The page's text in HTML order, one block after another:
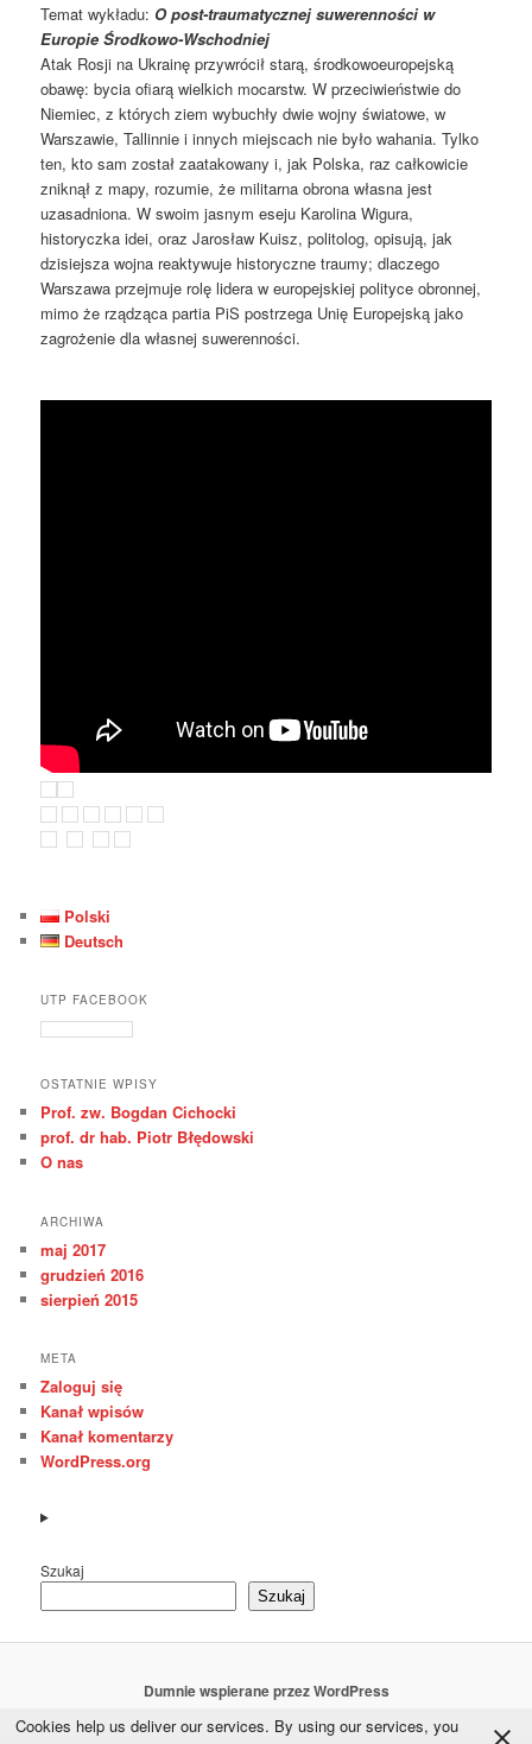
Temat wykładu: O post-traumatycznej suwerenności w
Europie Środkowo-Wschodniej
Atak Rosji na Ukrainę przywrócił starą, środkowoeuropejską
obawę: bycia ofiarą wielkich mocarstw. W przeciwieństwie do
Niemiec, z których ziem wybuchły dwie wojny światowe, w
Warszawie, Tallinnie i innych miejscach nie było wahania. Tylko
ten, kto sam został zaatakowany i, jak Polska, raz całkowicie
zniknął z mapy, rozumie, że militarna obrona własna jest
uzasadniona. W swoim jasnym eseju Karolina Wigura,
historyczka idei, oraz Jarosław Kuisz, politolog, opisują, jak
dzisiejsza wojna reaktywuje historyczne traumy; dlaczego
Warszawa przejmuje rolę lidera w europejskiej polityce obronnej,
mimo że rządząca partia PiS postrzega Unię Europejską jako
zagrożenie dla własnej suwerenności.
Polski
Deutsch
UTP FACEBOOK
OSTATNIE WPISY
Prof. zw. Bogdan Cichocki
prof. dr hab. Piotr Błędowski
O nas
ARCHIWA
maj 2017
grudzień 2016
sierpień 2015
META
Zaloguj się
Kanał wpisów
Kanał komentarzy
WordPress.org
Szukaj
Szukaj
Dumnie wspierane przez WordPress
Cookies help us deliver our services. By using our services, you